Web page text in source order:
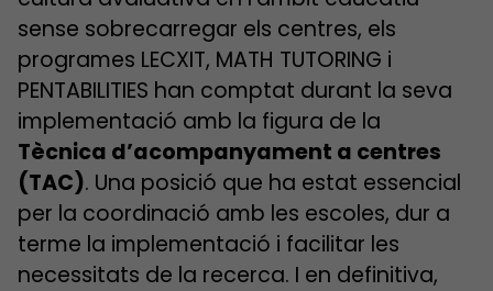
sense sobrecarregar els centres, els
programes LECXIT, MATH TUTORING i
PENTABILITIES han comptat durant la seva
implementació amb la figura de la
Tècnica d’acompanyament a centres
(TAC). Una posició que ha estat essencial
per la coordinació amb les escoles, dur a
terme la implementació i facilitar les
necessitats de la recerca. I en definitiva,